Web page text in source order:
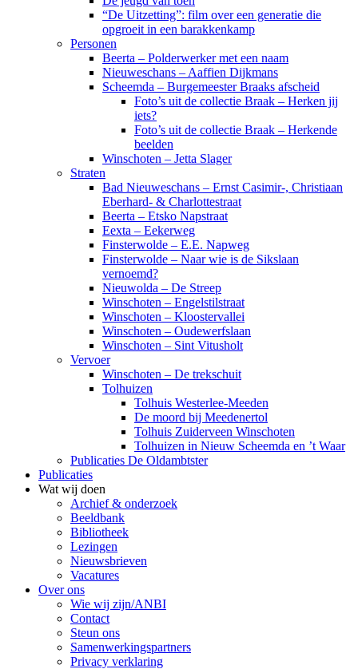
“De Uitzetting”: film over een generatie die
opgroeit in een barakkenkamp
Personen
Beerta – Polderwerker met een naam
Nieuweschans – Aaffien Dijkmans
Scheemda – Burgemeester Braaks afscheid
Foto’s uit de collectie Braak – Herken jij
iets?
Foto’s uit de collectie Braak – Herkende
beelden
Winschoten – Jetta Slager
Straten
Bad Nieuweschans – Ernst Casimir-, Christiaan
Eberhard- & Charlottestraat
Beerta – Etsko Napstraat
Eexta – Eekerweg
Finsterwolde – E.E. Napweg
Finsterwolde – Naar wie is de Sikslaan
vernoemd?
Nieuwolda – De Streep
Winschoten – Engelstilstraat
Winschoten – Kloostervallei
Winschoten – Oudewerfslaan
Winschoten – Sint Vitusholt
Vervoer
Winschoten – De trekschuit
Tolhuizen
Tolhuis Westerlee-Meeden
De moord bij Meedenertol
Tolhuis Zuiderveen Winschoten
Tolhuizen in Nieuw Scheemda en ’t Waar
Publicaties De Oldambtster
Publicaties
Wat wij doen
Archief & onderzoek
Beeldbank
Bibliotheek
Lezingen
Nieuwsbrieven
Vacatures
Over ons
Wie wij zijn/ANBI
Contact
Steun ons
Samenwerkingspartners
Privacy verklaring